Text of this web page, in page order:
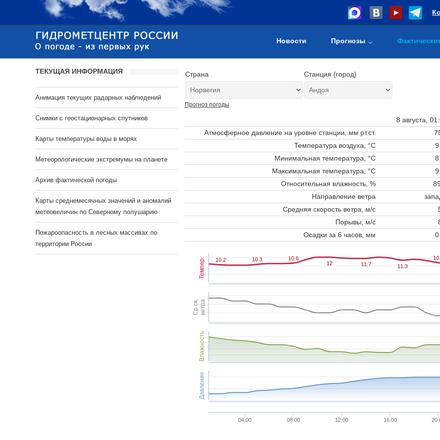
Новости Прогнозы
Страна Станция (город)
Прогноз погоды
8 августа,
Атмосферное давление на уровне станции, мм рт.ст.
Температура воздуха, °C
Минимальная температура, °C
Максимальная температура, °C
Относительная влажность, %
Направление ветра
Средняя скорость ветра, м/с
Порывы, м/с
Осадки за 6 часов, мм
Темпер.
Ср.ск.ветра
Влажность
Давление
10.2
10.2 10.3
10.3 10.6
10.6
12
12 11.7
11.7 11.3
11.3
04:00 08:00 12:00 16:00
ТЕКУЩАЯ ИНФОРМАЦИЯ
Анимация текущих радарных наблюдений
Cнимки с геостационарных спутников
Карты температуры воды в морях
Метеорологические экстремумы на планете
Архив фактической погоды
Карты среднемесячных значений и аномалий
метеовеличин по Северному полушарию
Пожароопасность в лесных массивах по
территории России